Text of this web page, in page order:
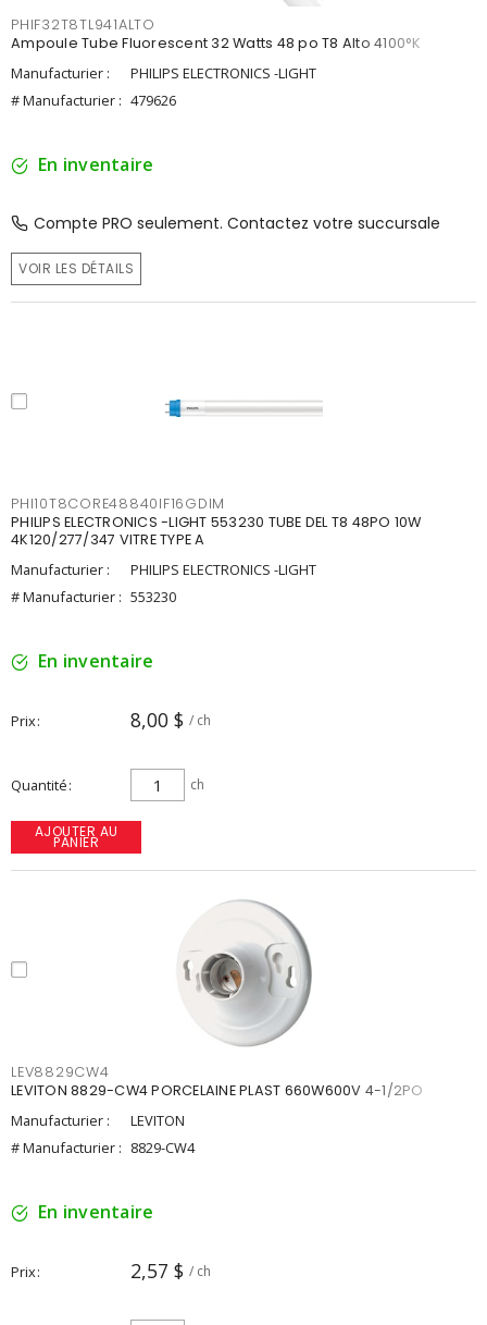
PHIF32T8TL941ALTO
Ampoule Tube Fluorescent 32 Watts 48 po T8 Alto 4100°K
Manufacturier :
PHILIPS ELECTRONICS -LIGHT
# Manufacturier : 479626
En inventaire
Compte PRO seulement. Contactez votre succursale
VOIR LES DÉTAILS
PHI10T8CORE48840IF16GDIM
PHILIPS ELECTRONICS -LIGHT 553230 TUBE DEL T8 48PO 10W
4K120/277/347 VITRE TYPE A
Manufacturier :
PHILIPS ELECTRONICS -LIGHT
# Manufacturier : 553230
En inventaire
Prix 8,00 $ / ch
Quantité ch
AJOUTER AU
PANIER
LEV8829CW4
LEVITON 8829-CW4 PORCELAINE PLAST 660W600V 4-1/2PO
Manufacturier :
LEVITON
# Manufacturier : 8829-CW4
En inventaire
Prix 2,57 $ / ch